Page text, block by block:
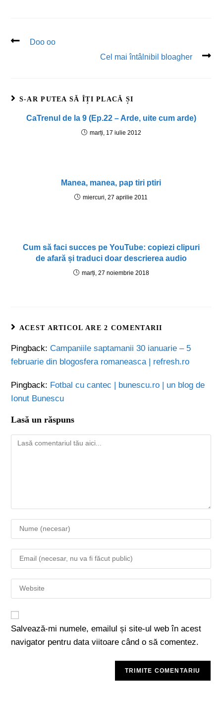
Doo oo
Cel mai întâlnibil bloagher
S-AR PUTEA SĂ ÎȚI PLACĂ ȘI
CaTrenul de la 9 (Ep.22 – Arde, uite cum arde)
marți, 17 iulie 2012
Manea, manea, pap tiri ptiri
miercuri, 27 aprilie 2011
Cum să faci succes pe YouTube: copiezi clipuri
de afară și traduci doar descrierea audio
marți, 27 noiembrie 2018
ACEST ARTICOL ARE 2 COMENTARII
Pingback:Campaniile saptamanii 30 ianuarie – 5
februarie din blogosfera romaneasca | refresh.ro
Pingback: Fotbal cu cantec | bunescu.ro | un blog de
Ionut Bunescu
Lasă un răspuns
Salvează-mi numele, emailul și site-ul web în acest
navigator pentru data viitoare când o să comentez.